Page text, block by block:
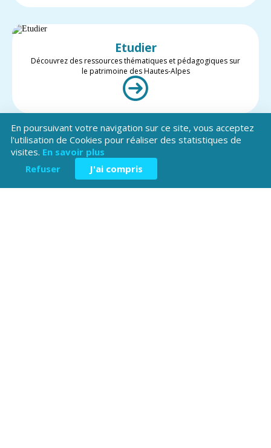
Etudier
Découvrez des ressources thématiques et pédagogiques sur
le patrimoine des Hautes-Alpes
Valoriser
Restez informé des projets et des actualités du patrimoine des
Hautes-Alpes
En poursuivant votre navigation sur ce site, vous acceptez
l'utilisation de Cookies pour réaliser des statistiques de
visites. En savoir plus
Refuser
J'ai compris